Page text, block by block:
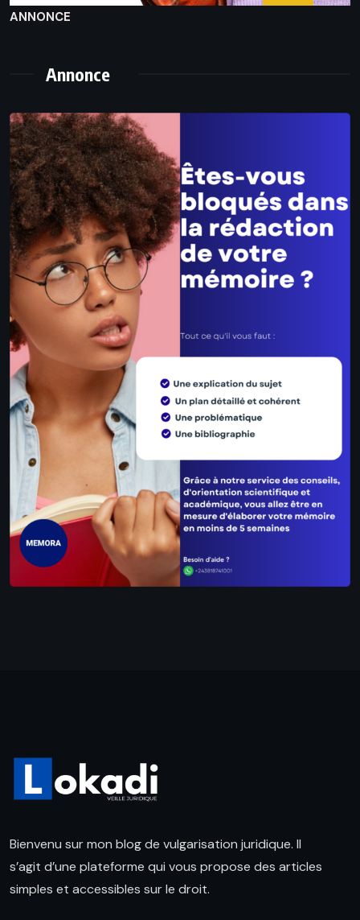
ANNONCE
Annonce
Bienvenu sur mon blog de vulgarisation juridique. Il
s’agit d’une plateforme qui vous propose des articles
simples et accessibles sur le droit.